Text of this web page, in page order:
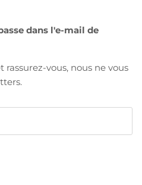
dans l'e-mail de
rassurez-vous, nous ne vous